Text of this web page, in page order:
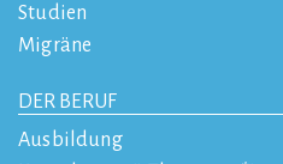
Studien
Migräne
DER BERUF
Ausbildung